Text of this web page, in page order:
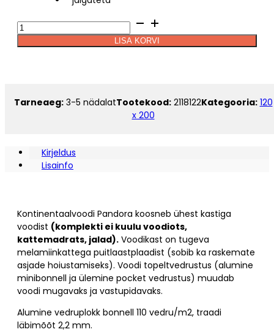
584.10€
Voodi
Hypnos
PANDORA
kogus
LISA KORVI
Tarneaeg:3-5 nädalatTootekood: 2118122Kategooria: 120
x 200
Kirjeldus
Lisainfo
Kontinentaalvoodi Pandora koosneb ühest kastiga
voodist (komplekti ei kuulu voodiots,
kattemadrats, jalad). Voodikast on tugeva
melamiinkattega puitlaastplaadist (sobib ka raskemate
asjade hoiustamiseks). Voodi topeltvedrustus (alumine
minibonnell ja ülemine pocket vedrustus) muudab
voodi mugavaks ja vastupidavaks.
Alumine vedruplokk bonnell 110 vedru/m2, traadi
läbimõõt 2,2 mm.